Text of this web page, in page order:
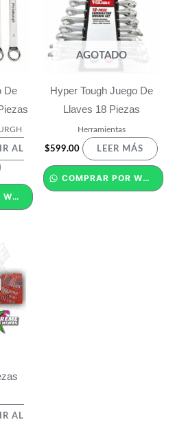
De
AL
COMPRAR POR WHATSAPP
AGOTADO
Hyper Tough Juego De
Llaves 18 Piezas
Herramientas
$599.00 LEER MÁS
COMPRAR POR WHATSAPP
AL